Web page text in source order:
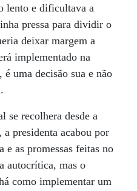
lento e dificultava a
pressa para dividir o
deixar margem a
implementado na
uma decisão sua e não
se recolhera desde a
a presidenta acabou por
e as promessas feitas no
autocrítica, mas o
como implementar um